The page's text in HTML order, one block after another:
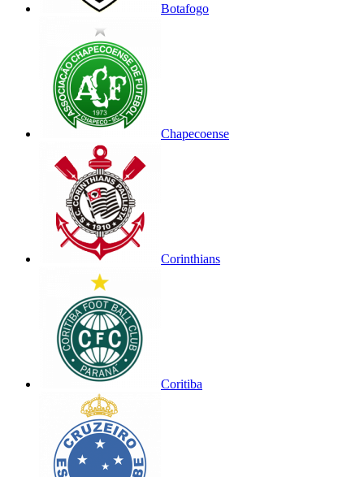
Botafogo
Chapecoense
Corinthians
Coritiba